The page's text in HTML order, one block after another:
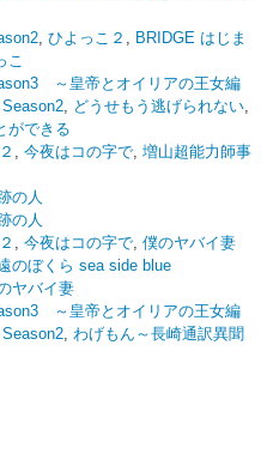
, ひよっこ２ , BRIDGE はじま
こ
～皇帝とオイリアの王女編
, どうせもう逃げられない,
ができる
, 今夜はコの字で, 増山超能力師事
の人
の人
, 今夜はコの字で, 僕のヤバイ妻
のぼくら sea side blue
ヤバイ妻
～皇帝とオイリアの王女編
, わげもん～長崎通訳異聞